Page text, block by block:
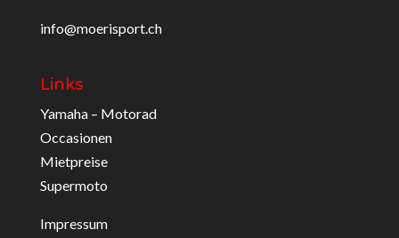
info@moerisport.ch
Links
Yamaha – Motorad
Occasionen
Mietpreise
Supermoto
Impressum